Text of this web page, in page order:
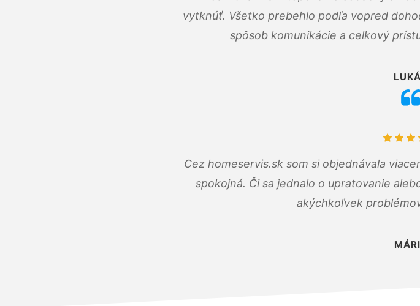
vytknúť. Všetko prebehlo podľa vopred
spôsob komunikácie a celkový
Cez homeservis.sk som si objednávala
spokojná. Či sa jednalo o upratovanie
akýchkoľvek